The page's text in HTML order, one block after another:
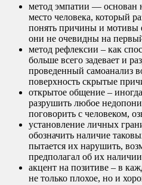
метод эмпатии — основан
место человека, который
понять причины и мотивы
они не очевидны на
метод рефлексии – как
больше всего задевает и
проведенный самоанализ
поверхность скрытые
открытое общение –
разрушить любое
поговорить с человеком,
установление личных
обозначить наличие
пытается их нарушить,
предполагал об их
акцент на позитиве – в
не только плохое, но и